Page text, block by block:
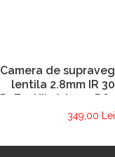
Camera de
lentila 2.8mm IR
PoE – Hikvision – DS-
I-2.8mm
349,00 Lei